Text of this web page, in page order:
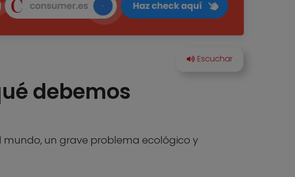
debemos
un grave problema ecológico y